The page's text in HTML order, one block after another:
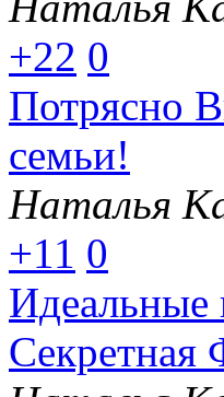
+22 0
Потрясно
семьи!
Наталья
+11 0
Идеальные
Секретная